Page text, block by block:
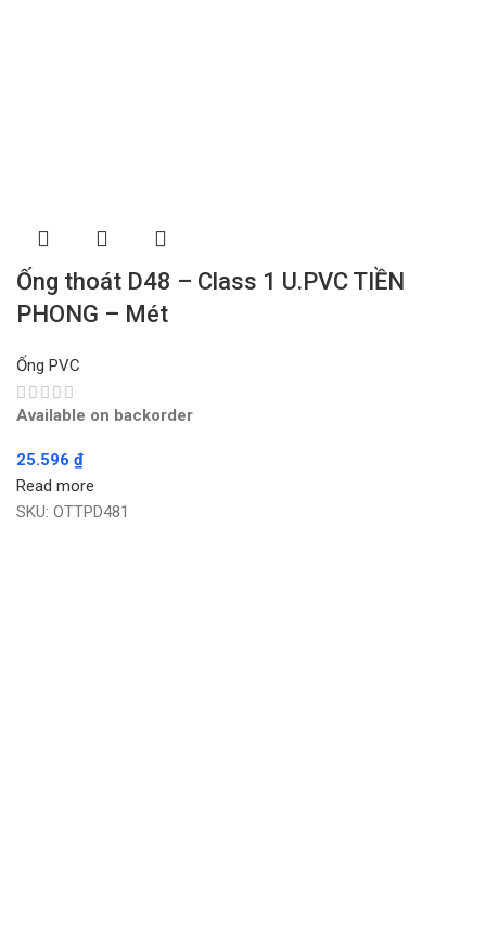
Ống thoát D48 – Class 1 U.PVC TIỀN
PHONG – Mét
Ống PVC
Available on backorder
25.596 ₫
Read more
SKU: OTTPD481